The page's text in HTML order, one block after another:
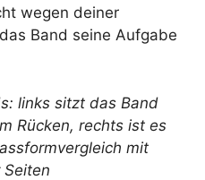
wegen deiner
Band seine Aufgabe